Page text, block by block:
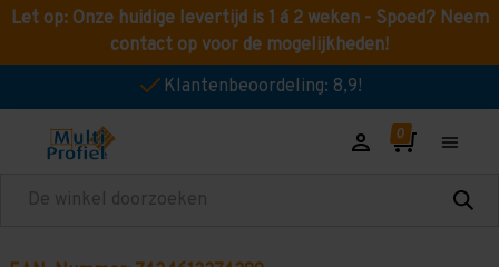
Let op: Onze huidige levertijd is 1 á 2 weken - Spoed? Neem
contact op voor de mogelijkheden!
Klantenbeoordeling: 8,9!
Zoeken